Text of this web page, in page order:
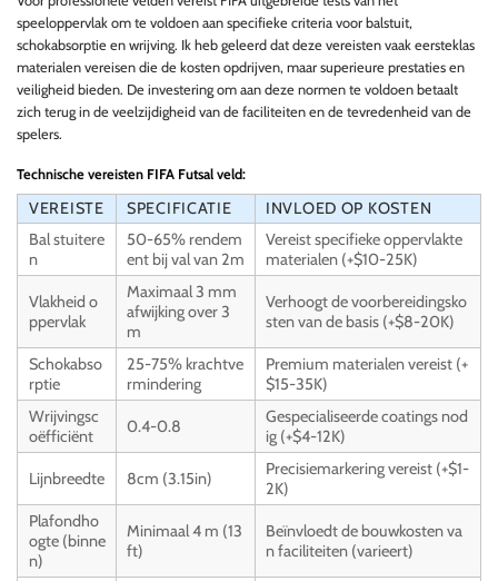
speeloppervlak om te voldoen aan specifieke criteria voor balstuit,
schokabsorptie en wrijving. Ik heb geleerd dat deze vereisten vaak eersteklas
materialen vereisen die de kosten opdrijven, maar superieure prestaties en
veiligheid bieden. De investering om aan deze normen te voldoen betaalt
zich terug in de veelzijdigheid van de faciliteiten en de tevredenheid van de
spelers.
Technische vereisten FIFA Futsal veld:
VEREISTE SPECIFICATIE
INVLOED OP KOSTEN
Bal stuitere
n
50-65% rendem
ent bij val van 2m
Vereist specifieke oppervlakte
materialen (+$10-25K)
Vlakheid o
ppervlak
Maximaal 3 mm
afwijking over 3
m
Verhoogt de voorbereidingsko
sten van de basis (+$8-20K)
Schokabso
rptie
25-75% krachtve
rmindering
Premium materialen vereist (+
$15-35K)
Wrijvingsc
oëfficiënt
0.4-0.8
Gespecialiseerde coatings nod
ig (+$4-12K)
Lijnbreedte 8cm (3.15in)
Precisiemarkering vereist (+$1-
2K)
Plafondho
ogte (binne
n)
Minimaal 4 m (13
ft)
Beïnvloedt de bouwkosten va
n faciliteiten (varieert)